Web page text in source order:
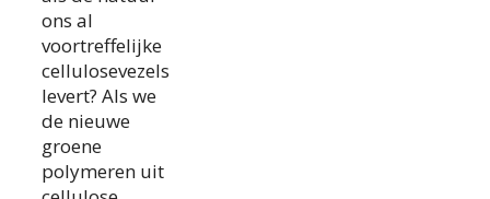
ons al
voortreffelijke
cellulosevezels
levert? Als we
de nieuwe
groene
polymeren uit